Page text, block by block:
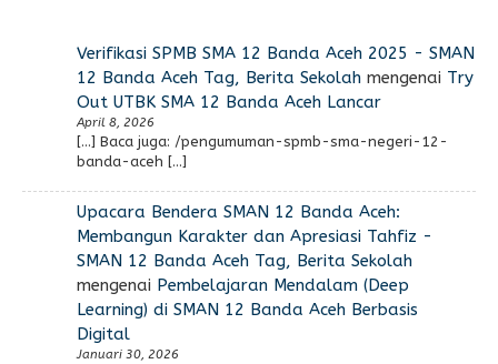
Verifikasi SPMB SMA 12 Banda Aceh 2025 - SMAN
12 Banda Aceh Tag, Berita Sekolahmengenai Try
Out UTBK SMA 12 Banda Aceh Lancar
April 8, 2026
[…] Baca juga: /pengumuman-spmb-sma-negeri-12-
banda-aceh […]
Upacara Bendera SMAN 12 Banda Aceh:
Membangun Karakter dan Apresiasi Tahfiz -
SMAN 12 Banda Aceh Tag, Berita Sekolah
mengenai Pembelajaran Mendalam (Deep
Learning) di SMAN 12 Banda Aceh Berbasis
Digital
Januari 30, 2026